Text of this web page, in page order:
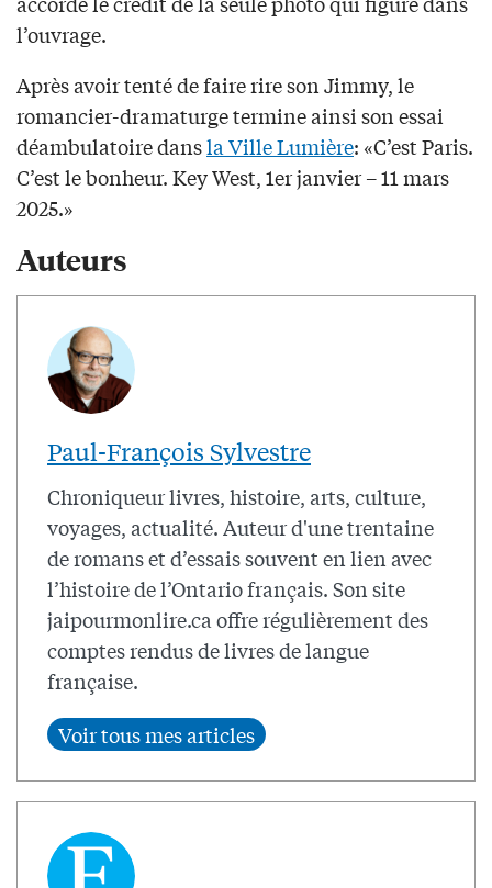
l’ouvrage.
Après avoir tenté de faire rire son Jimmy, le
romancier-dramaturge termine ainsi son essai
déambulatoire dansla Ville Lumière: «C’est Paris.
C’est le bonheur. Key West, 1er janvier – 11 mars
2025.»
Auteurs
Paul-François Sylvestre
Chroniqueur livres, histoire, arts, culture,
voyages, actualité. Auteur d'une trentaine
de romans et d’essais souvent en lien avec
l’histoire de l’Ontario français. Son site
jaipourmonlire.ca offre régulièrement des
comptes rendus de livres de langue
française.